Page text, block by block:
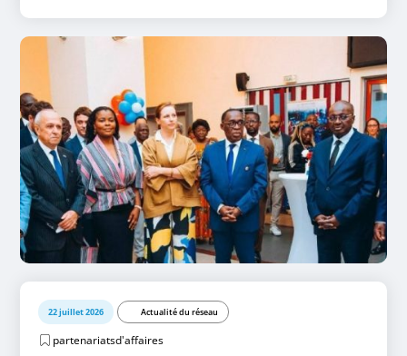
22 juillet 2026 Actualité du réseau
partenariatsd'affaires